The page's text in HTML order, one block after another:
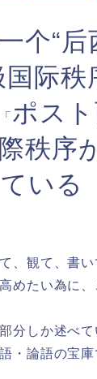
一个“后
国际秩
「 ポスト
秩序
いる
、観て、書
めたい為に、
分しか述べ
・論語の宝庫